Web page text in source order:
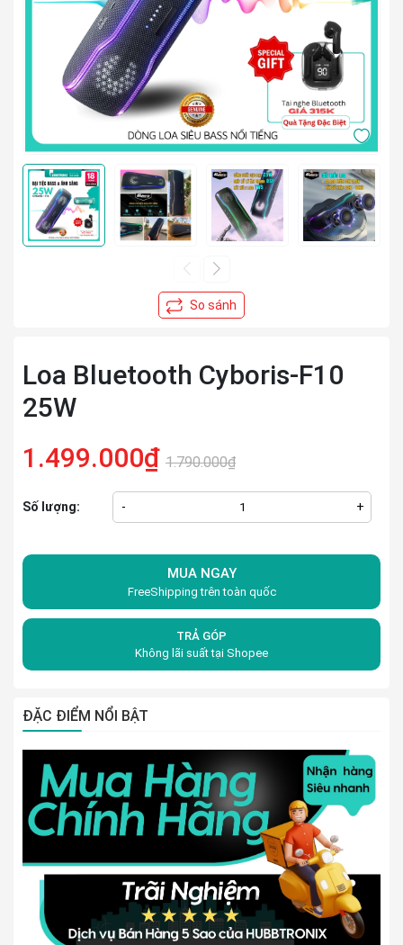
Loa Bluetooth Cyboris-F10
25W
1.499.000₫ 1.790.000₫
Số lượng: - +
MUA NGAY
FreeShipping trên toàn quốc
TRẢ GÓP
Không lãi suất tại Shopee
ĐẶC ĐIỂM NỔI BẬT